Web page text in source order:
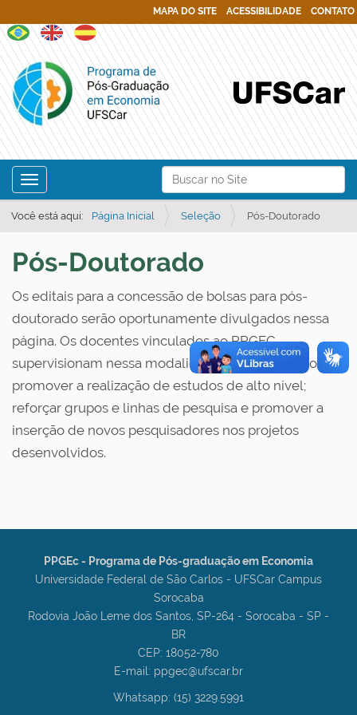
Busca
Busca Avançada…
MAPA DO SITE ACESSIBILIDADE CONTATO
Toggle navigation
Você está aqui: Página Inicial Seleção Pós-Doutorado
Pós-Doutorado
Os editais para a concessão de bolsas para pós-
doutorado serão oportunamente divulgados nessa
página. Os docentes vinculados ao PPGEC
supervisionam nessa modalidade com o objetivo de
promover a realização de estudos de alto nível;
reforçar grupos e linhas de pesquisa e promover a
inserção de novos pesquisadores nos projetos
desenvolvidos.
PPGEc - Programa de Pós-graduação em Economia
Universidade Federal de São Carlos - UFSCar Campus
Sorocaba
Rodovia João Leme dos Santos, SP-264 - Sorocaba - SP -
BR
CEP: 18052-780
E-mail: ppgec@ufscar.br
Whatsapp: (15) 3229.5991